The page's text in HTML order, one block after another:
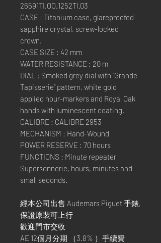
26591TI.OO.1252TI.03
CASE : Titanium case, glareproofed
sapphire crystal, screw-locked
crown.
CASE SIZE : 42 mm
WATER RESISTANCE : 20 m
DIAL : Smoked grey dial with “Grande
Tapisserie” pattern, white gold
applied hour-markers and Royal Oak
hands with luminescent coating.
CALIBRE : CALIBRE 2953
MECHANISM : Hand-Wound
POWER RESERVE : 70 hours
FUNCTIONS : Minute repeater
Supersonnerie, hours, minutes and
small seconds.
經本公司出售 Audemars Piguet 手錶,
保證原裝可上行
歡迎門市交收
AE 12個月分期 （3.8% ）手續費